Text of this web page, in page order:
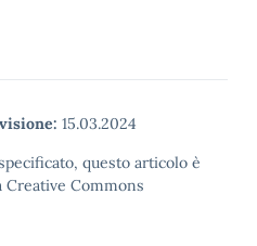
15.03.2024
questo articolo è
Commons